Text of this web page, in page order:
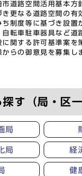
市道路空間活用基本方
き更なる道路空間の有
ち制度等に基づき設置
転車駐車器具など道
に関する許可基準案を
らの御意見を募集し
す（局・区一
局
局 経
健